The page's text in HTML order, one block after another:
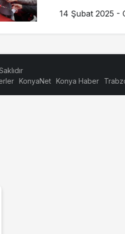
14 Şubat 2025 -
KonyaNet Konya Haber